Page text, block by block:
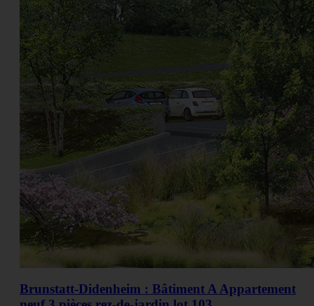
Brunstatt-Didenheim : Bâtiment A Appartement